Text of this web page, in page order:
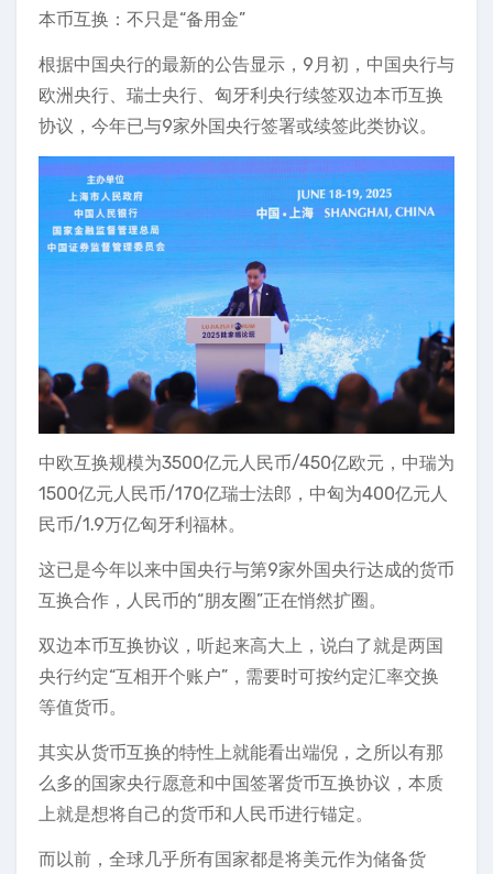
本币互换：不只是“备用金”
根据中国央行的最新的公告显示，9月初，中国央行与
欧洲央行、瑞士央行、匈牙利央行续签双边本币互换
协议，今年已与9家外国央行签署或续签此类协议。
中欧互换规模为3500亿元人民币/450亿欧元，中瑞为
1500亿元人民币/170亿瑞士法郎，中匈为400亿元人
民币/1.9万亿匈牙利福林。
这已是今年以来中国央行与第9家外国央行达成的货币
互换合作，人民币的“朋友圈”正在悄然扩圈。
双边本币互换协议，听起来高大上，说白了就是两国
央行约定“互相开个账户”，需要时可按约定汇率交换
等值货币。
其实从货币互换的特性上就能看出端倪，之所以有那
么多的国家央行愿意和中国签署货币互换协议，本质
上就是想将自己的货币和人民币进行锚定。
而以前，全球几乎所有国家都是将美元作为储备货